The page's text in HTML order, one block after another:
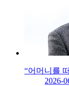
“어머니를
2026-